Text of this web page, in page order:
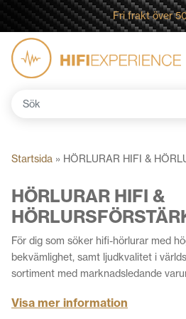
Fri frakt över
Sök
Startsida » HÖRLURAR HIFI &
HÖRLURAR HIFI &
För dig som söker hifi-hörlurar med
bekvämlighet, samt ljudkvalitet i
sortiment med marknadsledande
och klar ljudbild, vare sig du är på
Visa mer information